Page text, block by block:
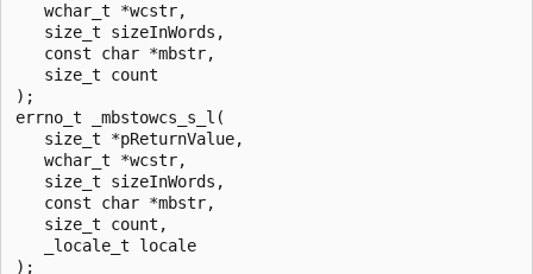
   wchar_t *wcstr,
   size_t sizeInWords,
   const char *mbstr,
   size_t count
);
errno_t _mbstowcs_s_l(
   size_t *pReturnValue,
   wchar_t *wcstr,
   size_t sizeInWords,
   const char *mbstr,
   size_t count,
   _locale_t locale
);